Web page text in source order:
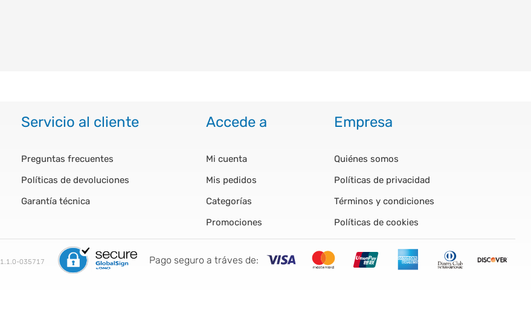
Servicio al cliente
Preguntas frecuentes
Políticas de devoluciones
Garantía técnica
Accede a
Mi cuenta
Mis pedidos
Categorías
Promociones
Empresa
Quiénes somos
Políticas de privacidad
Términos y condiciones
Políticas de cookies
1.1.0-035717 Pago seguro a tráves de: